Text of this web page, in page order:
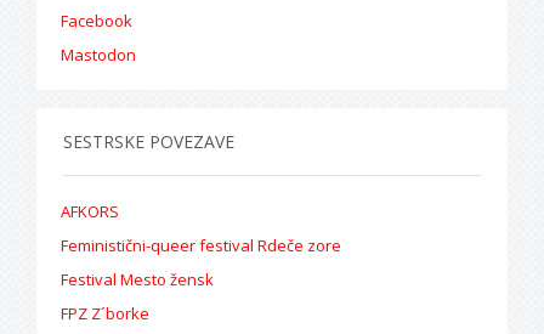
Facebook
Mastodon
SESTRSKE POVEZAVE
AFKORS
Feministični-queer festival Rdeče zore
Festival Mesto žensk
FPZ Z´borke